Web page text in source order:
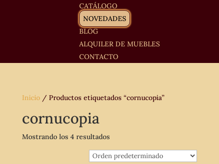
CATÁLOGO
NOVEDADES
BLOG
ALQUILER DE MUEBLES
CONTACTO
Inicio/ Productos etiquetados “cornucopia”
cornucopia
Mostrando los 4 resultados